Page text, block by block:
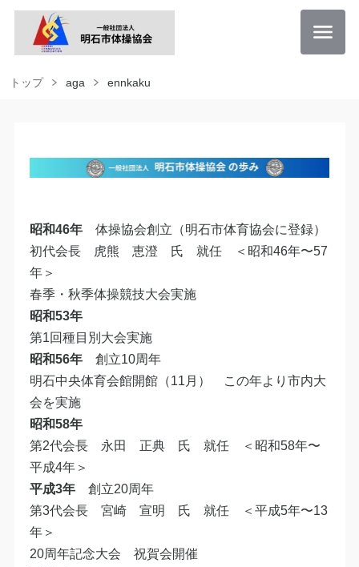
トップ aga ennkaku
昭和46年 体操協会創立（明石市体育協会に登録）
初代会長 虎熊 恵澄 氏 就任 ＜昭和46年〜57
年＞
春季・秋季体操競技大会実施
昭和53年
第1回種目別大会実施
昭和56年 創立10周年
明石中央体育会館開館（11月） この年より市内大
会を実施
昭和58年
第2代会長 永田 正典 氏 就任 ＜昭和58年〜
平成4年＞
平成3年 創立20周年
第3代会長 宮崎 宣明 氏 就任 ＜平成5年〜13
年＞
20周年記念大会 祝賀会開催